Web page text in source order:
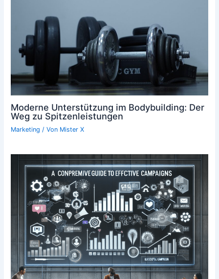
Moderne Unterstützung im Bodybuilding: Der
Weg zu Spitzenleistungen
Marketing / Von Mister X